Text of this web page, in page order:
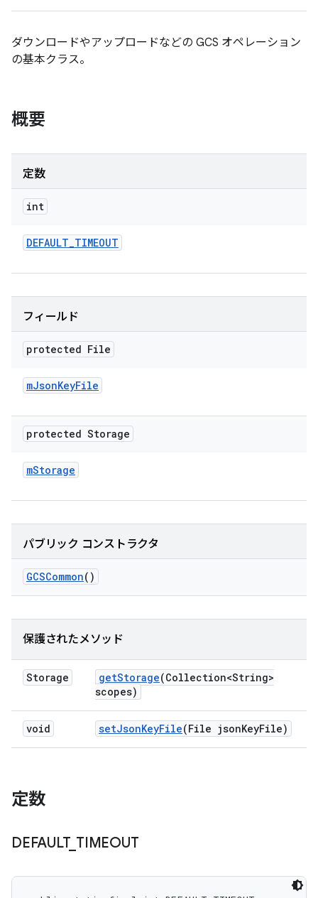
ダウンロードやアップロードなどの GCS オペレーション
の基本クラス。
概要
定数
int
DEFAULT_TIMEOUT
フィールド
protected File
mJsonKeyFile
protected Storage
mStorage
パブリック コンストラクタ
GCSCommon()
保護されたメソッド
Storage getStorage(Collection<String>
scopes)
void setJsonKeyFile(File jsonKeyFile)
定数
DEFAULT_ TIMEOUT